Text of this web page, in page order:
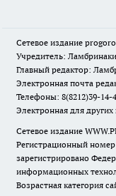
Сетевое издание
Учредитель:
Главный редактор:
Электронная почта
Телефоны: 8(8212)39-14-
Электронная для
Сетевое издание
Регистрационный
зарегистрировано
информационных
Возрастная категория